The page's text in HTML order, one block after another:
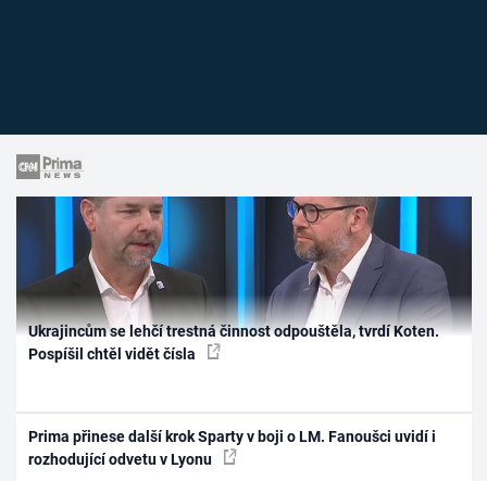
Ukrajincům se lehčí trestná činnost odpouštěla, tvrdí Koten.
Pospíšil chtěl vidět čísla
Prima přinese další krok Sparty v boji o LM. Fanoušci uvidí i
rozhodující odvetu v Lyonu